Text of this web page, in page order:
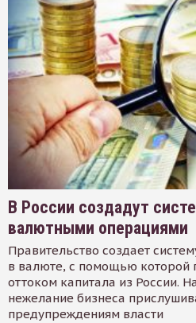
В России создадут
валютными операциями
Правительство создает
в валюте, с помощью которой
оттоком капитала из России.
нежелание бизнеса
предупреждениям власти